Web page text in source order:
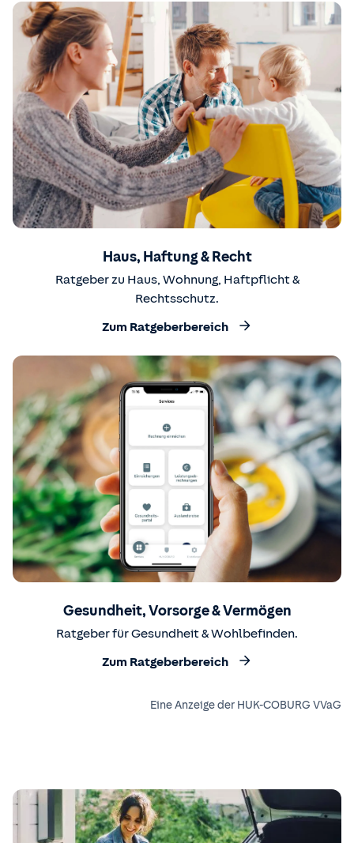
Haus, Haftung & Recht
Ratgeber zu Haus, Wohnung, Haftpflicht &
Rechtsschutz.
Zum Ratgeberbereich
Gesundheit, Vorsorge & Vermögen
Ratgeber für Gesundheit & Wohlbefinden.
Zum Ratgeberbereich
Eine Anzeige der HUK-COBURG VVaG